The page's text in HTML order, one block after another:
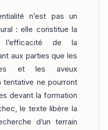
n’est pas un
: elle constitue la
de la
aux parties que les
et les aveux
tentative ne pourront
devant la formation
le texte libère la
d’un terrain